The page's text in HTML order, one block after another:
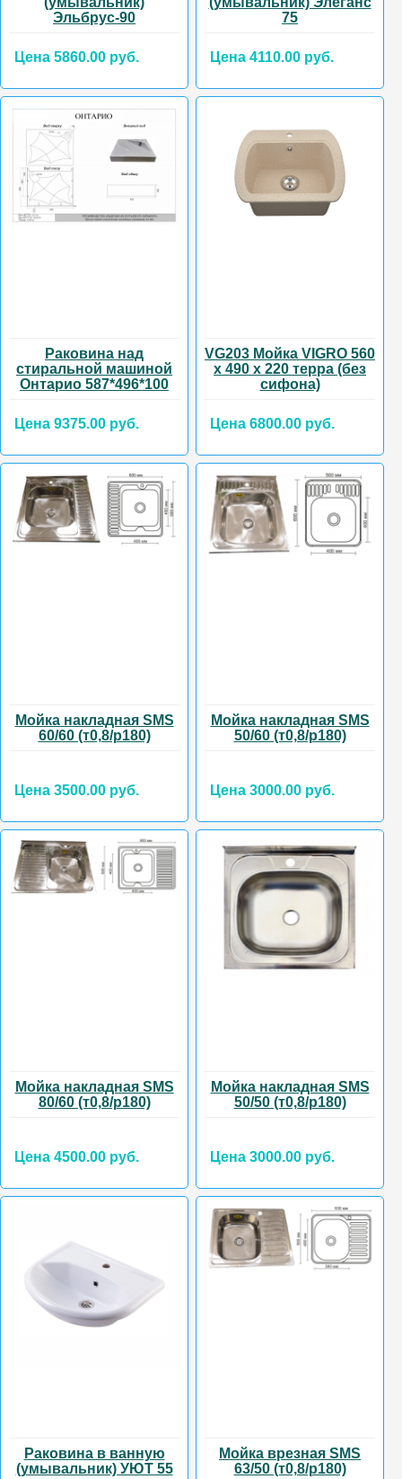
Эльбрус-90
Цена 5860.00 руб.
75
Цена 4110.00 руб.
Раковина над
стиральной машиной
Онтарио 587*496*100
Цена 9375.00 руб.
VG203 Мойка VIGRO 560
х 490 х 220 терра (без
сифона)
Цена 6800.00 руб.
Мойка накладная SMS
60/60 (т0,8/р180)
Цена 3500.00 руб.
Мойка накладная SMS
50/60 (т0,8/р180)
Цена 3000.00 руб.
Мойка накладная SMS
80/60 (т0,8/р180)
Цена 4500.00 руб.
Мойка накладная SMS
50/50 (т0,8/р180)
Цена 3000.00 руб.
Раковина в ванную
(умывальник) УЮТ 55
Мойка врезная SMS
63/50 (т0,8/р180)